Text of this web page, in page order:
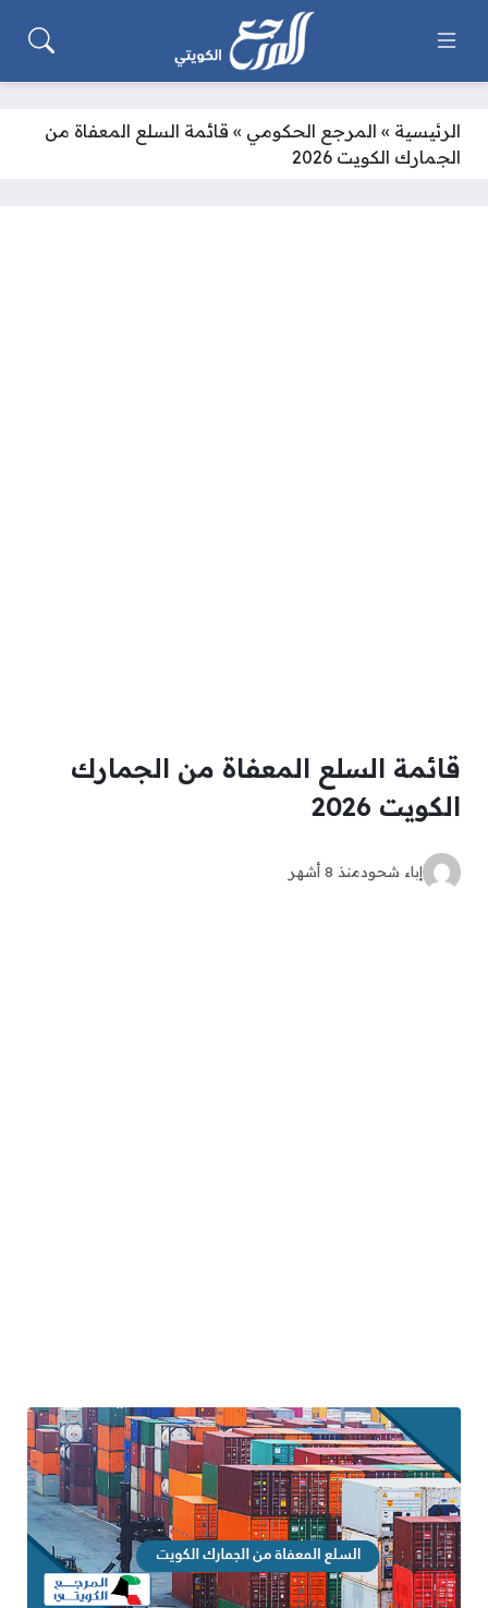
الرئيسية » المرجع الحكومي » قائمة السلع المعفاة من
الجمارك الكويت 2026
قائمة السلع المعفاة من الجمارك
الكويت 2026
إباء شحودمنذ 8 أشهر